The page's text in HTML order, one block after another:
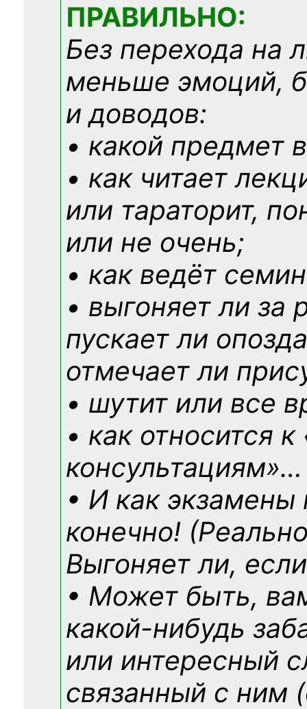
ПРАВИЛЬНО:
Без перехода на
меньше эмоций,
и доводов:
• какой предмет
• как читает
или тараторит,
или не очень;
• как ведёт
• выгоняет ли за
пускает ли
отмечает ли
• шутит или все
• как относится
консультациям»…
• И как экзамены
конечно!
Выгоняет ли,
• Может быть,
какой-нибудь
или интересный
связанный с ним